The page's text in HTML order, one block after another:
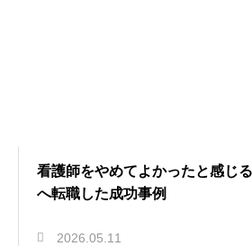
看護師をやめてよかったと感じ
へ転職した成功事例
2026.05.11